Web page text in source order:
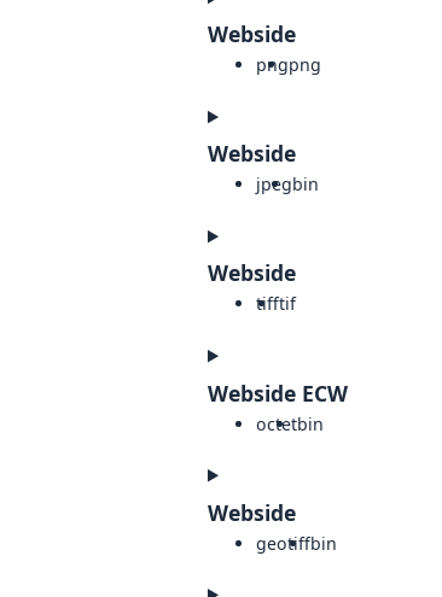
Webside
pngpng
Webside
jpegbin
Webside
tifftif
Webside ECW
octetbin
Webside
geotiffbin